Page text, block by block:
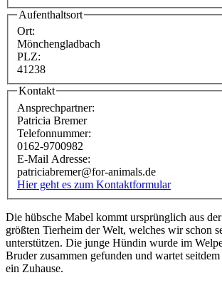
Aufenthaltsort
Ort:
Mönchengladbach
PLZ:
41238
Kontakt
Ansprechpartner:
Patricia Bremer
Telefonnummer:
0162-9700982
E-Mail Adresse:
patriciabremer@for-animals.de
Hier geht es zum Kontaktformular
Die hübsche Mabel kommt ursprünglich aus
größten Tierheim der Welt, welches wir schon
unterstützen. Die junge Hündin wurde im
Bruder zusammen gefunden und wartet
ein Zuhause.